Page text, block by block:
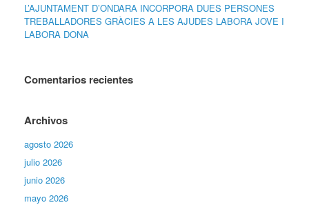
L’AJUNTAMENT D’ONDARA INCORPORA DUES PERSONES
TREBALLADORES GRÀCIES A LES AJUDES LABORA JOVE I
LABORA DONA
Comentarios recientes
Archivos
agosto 2026
julio 2026
junio 2026
mayo 2026